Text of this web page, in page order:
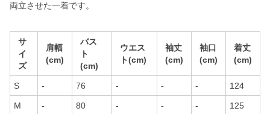
両立させた一着です。
サ
イ
ズ
肩幅
(cm)
バス
ト
(cm)
ウエス
ト(cm)
袖丈
(cm)
袖口
(cm)
着丈
(cm)
S - 76 - - - 124
M - 80 - - - 125